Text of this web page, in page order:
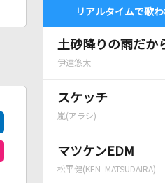
リアルタイムで歌
土砂降りの雨だか
伊達悠太
スケッチ
嵐(アラシ)
マツケンEDM
松平健(KEN MATSUDAIRA)